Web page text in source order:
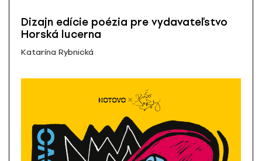
Dizajn edície poézia pre vydavateľstvo
Horská lucerna
Katarína Rybnická